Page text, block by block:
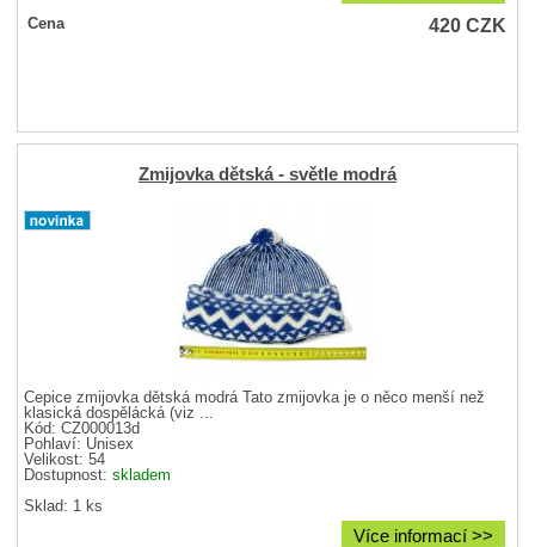
Cena 420CZK
Zmijovka dětská - světle modrá
Čepice zmijovka dětská modrá Tato zmijovka je o něco menší než
klasická dospělácká (viz ...
Kód: CZ000013d
Pohlaví: Unisex
Velikost:54
Dostupnost:skladem
Sklad: 1 ks
Více informací >>